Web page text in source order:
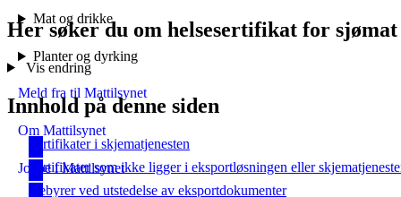
Mat og drikke
Planter og dyrking
Meld fra til Mattilsynet
Om Mattilsynet
Jobbe i Mattilsynet
Her søker du om helsesertifikat for
Vis endring
Innhold på denne siden
Sertifikater i skjematjenesten
Sertifikater som ikke ligger i eksportløsningen eller
Gebyrer ved utstedelse av eksportdokumenter